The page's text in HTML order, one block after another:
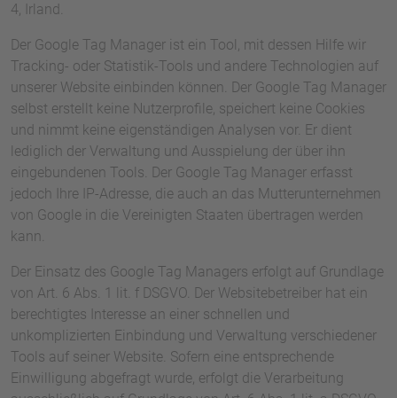
4, Irland.
Der Google Tag Manager ist ein Tool, mit dessen Hilfe wir
Tracking- oder Statistik-Tools und andere Technologien auf
unserer Website einbinden können. Der Google Tag Manager
selbst erstellt keine Nutzerprofile, speichert keine Cookies
und nimmt keine eigenständigen Analysen vor. Er dient
lediglich der Verwaltung und Ausspielung der über ihn
eingebundenen Tools. Der Google Tag Manager erfasst
jedoch Ihre IP-Adresse, die auch an das Mutterunternehmen
von Google in die Vereinigten Staaten übertragen werden
kann.
Der Einsatz des Google Tag Managers erfolgt auf Grundlage
von Art. 6 Abs. 1 lit. f DSGVO. Der Websitebetreiber hat ein
berechtigtes Interesse an einer schnellen und
unkomplizierten Einbindung und Verwaltung verschiedener
Tools auf seiner Website. Sofern eine entsprechende
Einwilligung abgefragt wurde, erfolgt die Verarbeitung